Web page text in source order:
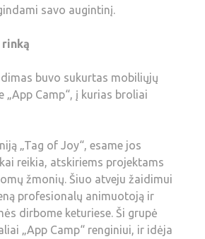
savo augintinį.
rinką
buvo sukurtas mobiliųjų
„App Camp“, į kurias broliai
„Tag of Joy“, esame jos
reikia, atskiriems projektams
žmonių. Šiuo atveju žaidimui
profesionalų animuotoją ir
dirbome keturiese. Ši grupė
„App Camp“ renginiui, ir idėja